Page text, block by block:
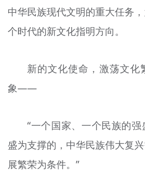
中华民族现代文明的重大任务
个时代的新文化指明方向。
新的文化使命，激荡文化
象——
“一个国家、一个民族的
盛为支撑的，中华民族伟大复
展繁荣为条件。”